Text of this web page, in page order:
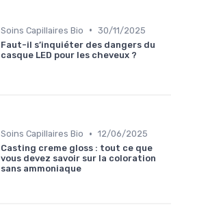
Soins Capillaires Bio • 30/11/2025
Faut-il s’inquiéter des dangers du
casque LED pour les cheveux ?
Soins Capillaires Bio • 12/06/2025
Casting creme gloss : tout ce que
vous devez savoir sur la coloration
sans ammoniaque